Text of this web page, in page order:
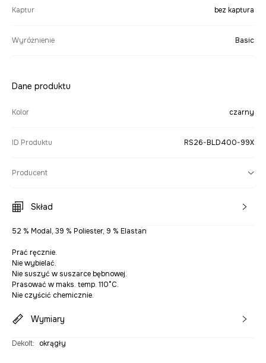
Kaptur bez kaptura
Wyróżnienie Basic
Dane produktu
Kolor czarny
ID Produktu RS26-BLD400-99X
Producent
Skład
52 % Modal, 39 % Poliester, 9 % Elastan
Prać ręcznie.
Nie wybielać.
Nie suszyć w suszarce bębnowej.
Prasować w maks. temp. 110°C.
Nie czyścić chemicznie.
Wymiary
Dekolt: okrągły